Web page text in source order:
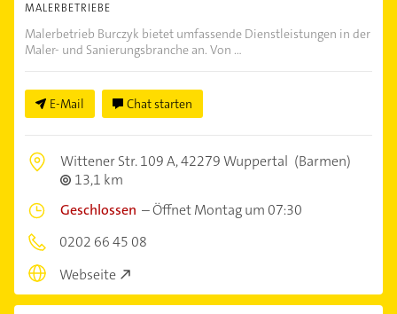
MALERBETRIEBE
Malerbetrieb Burczyk bietet umfassende Dienstleistungen in der
Maler- und Sanierungsbranche an. Von ...
E-Mail Chat starten
Wittener Str. 109 A,42279 Wuppertal (Barmen)
13,1 km
Geschlossen –Öffnet Montag um 07:30
0202 66 45 08
Webseite